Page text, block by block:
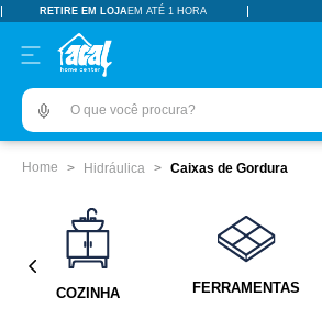
RETIRE EM LOJAEM ATÉ 1 HORA
O que você procura?
Hidráulica Caixas de Gordura
COZINHA FERRAMENTAS
TERMOS MAIS BUSCADOS
pisos revestimentos
º ceramica
revestimento
6 pia